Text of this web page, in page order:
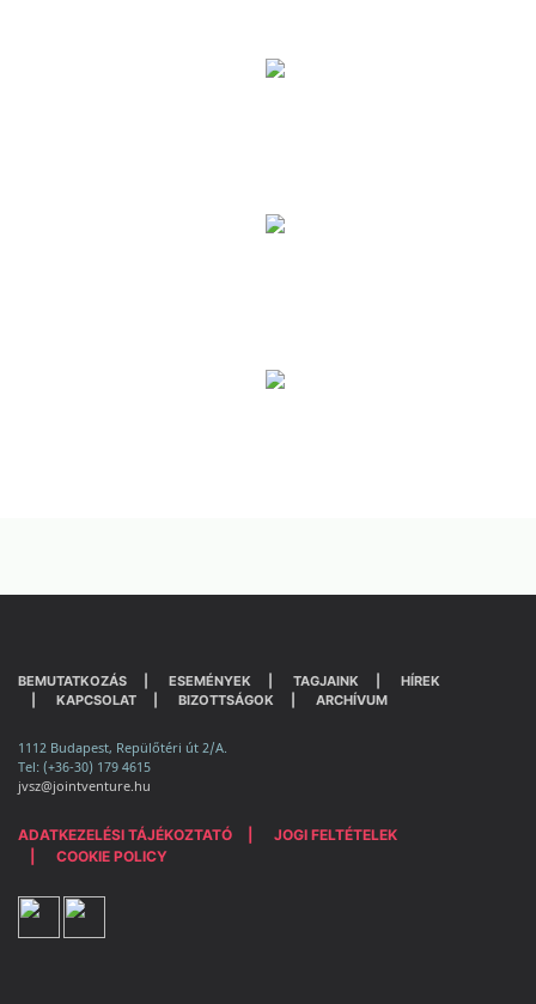
BEMUTATKOZÁS ESEMÉNYEK TAGJAINK
HÍREK
KAPCSOLAT
BIZOTTSÁGOK ARCHÍVUM
1112 Budapest, Repülőtéri út 2/A.
Tel: (+36-30) 179 4615
jvsz@jointventure.hu
ADATKEZELÉSI TÁJÉKOZTATÓ
JOGI FELTÉTELEK
COOKIE POLICY